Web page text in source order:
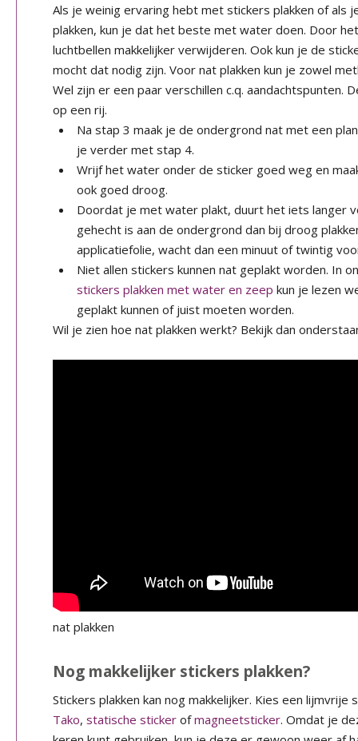
Als je weinig ervaring hebt met stickers plakken of als
plakken, kun je dat het beste met water doen. Door
luchtbellen makkelijker verwijderen. Ook kun je de
mocht dat nodig zijn. Voor nat plakken kun je zowel
Wel zijn er een paar verschillen c.q. aandachtspunten.
op een rij.
Na stap 3 maak je de ondergrond nat met een
je verder met stap 4.
Wrijf het water onder de sticker goed weg en
ook goed droog.
Doordat je met water plakt, duurt het iets langer
gehecht is aan de ondergrond dan bij droog
applicatiefolie, wacht dan een minuut of twintig
Niet allen stickers kunnen nat geplakt worden. In
stickers plakken met water en zeep kun je lezen
geplakt kunnen of juist moeten worden.
Wil je zien hoe nat plakken werkt? Bekijk dan
nat plakken
Nog makkelijker stickers plakken?
Stickers plakken kan nog makkelijker. Kies een lijmvrije
Tako, statische sticker ofmagneetsticker. Omdat je